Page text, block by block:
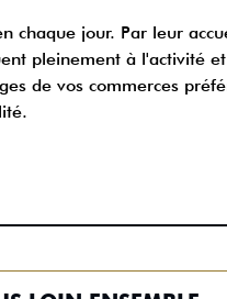
chaque jour. Par leur
pleinement à l'activité
de vos commerces